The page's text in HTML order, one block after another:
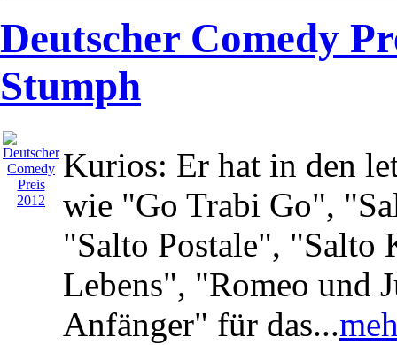
Deutscher Comedy
Stumph
Kurios: Er hat in den
wie "Go Trabi Go",
"Salto Postale", "Salto
Lebens", "Romeo und
Anfänger" für das...